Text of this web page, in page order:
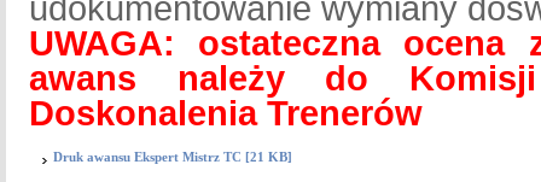
udokumentowanie wymiany
UWAGA: ostateczna ocena
awans należy do
Doskonalenia Trenerów
Druk awansu Ekspert Mistrz TC [21 KB]